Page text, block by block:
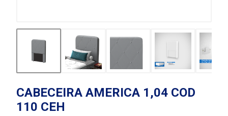
CABECEIRA AMERICA 1,04 COD
110 CEH